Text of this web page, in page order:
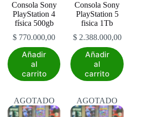
Consola Sony
PlayStation 4
física 500gb
$ 770.000,00
Añadir
al
carrito
Consola Sony
PlayStation 5
fisica 1Tb
$2.388.000,00
Añadir
al
carrito
AGOTADO AGOTADO